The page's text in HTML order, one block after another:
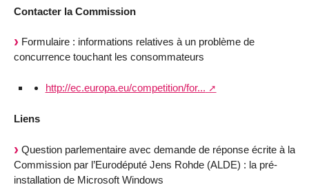
Contacter la Commission
Formulaire : informations relatives à un problème de
concurrence touchant les consommateurs
http://ec.europa.eu/competition/for...
Liens
Question parlementaire avec demande de réponse écrite à la
Commission par l’Eurodéputé Jens Rohde (ALDE) : la pré-
installation de Microsoft Windows